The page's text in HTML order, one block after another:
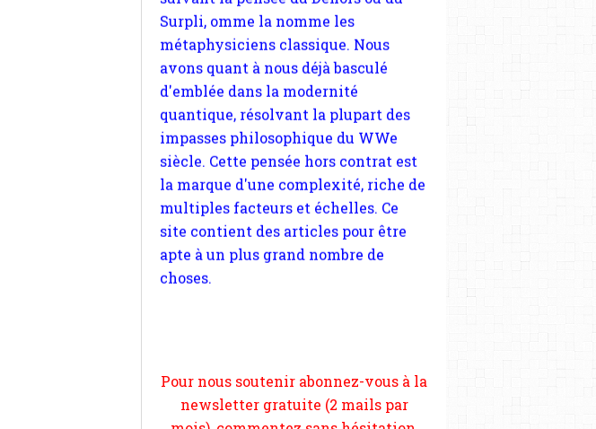
quantique, résolvant la plupart des
impasses philosophique du WWe
siècle. Cette pensée hors contrat est
la marque d'une complexité, riche de
multiples facteurs et échelles. Ce
site contient des articles pour être
apte à un plus grand nombre de
choses.
et si vous le pouvez faîtes des liens
depuis votre site.